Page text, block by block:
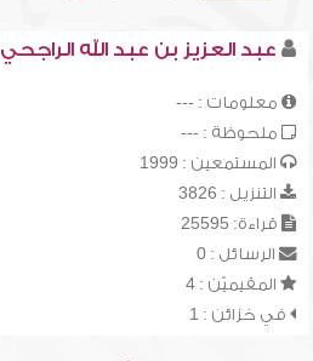
عبد العزيز بن عبد الله الراجحي
معلومات : ---
ملحوظة : ---
المستمعين : 1999
التنزيل : 3826
قراءة: 25595
الرسائل : 0
المقيميّن : 4
في خزائن : 1